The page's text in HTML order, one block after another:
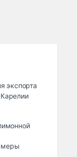
экспорта
меры